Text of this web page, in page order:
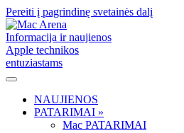
Pereiti į pagrindinę svetainės dalį
Informacija ir naujienos
Apple technikos
entuziastams
NAUJIENOS
PATARIMAI »
Mac PATARIMAI